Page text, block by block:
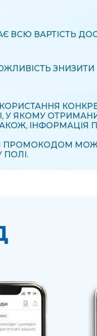
ВСЮ ВАРТІСТЬ
ЗНИЗИТИ
У ЯКОМУ
ІНФОРМАЦІЯ
ПРОМОКОДОМ
ПОЛІ.